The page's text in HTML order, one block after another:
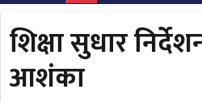
शिक्षा सुधार
आशंका